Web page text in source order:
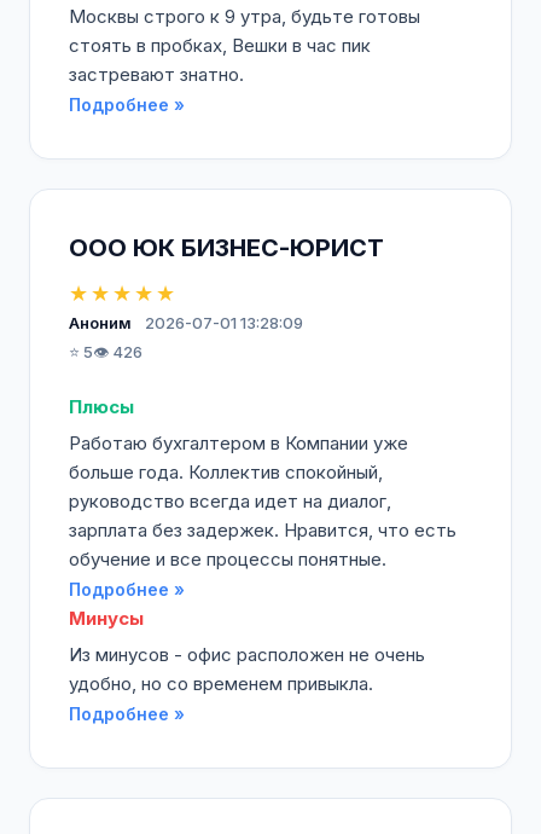
Москвы строго к 9 утра, будьте готовы
стоять в пробках, Вешки в час пик
застревают знатно.
Подробнее »
ООО ЮК БИЗНЕС-ЮРИСТ
★★★★★
Аноним
2026-07-01 13:28:09
⭐ 5👁️ 426
Плюсы
Работаю бухгалтером в Компании уже
больше года. Коллектив спокойный,
руководство всегда идет на диалог,
зарплата без задержек. Нравится, что есть
обучение и все процессы понятные.
Подробнее »
Минусы
Из минусов - офис расположен не очень
удобно, но со временем привыкла.
Подробнее »